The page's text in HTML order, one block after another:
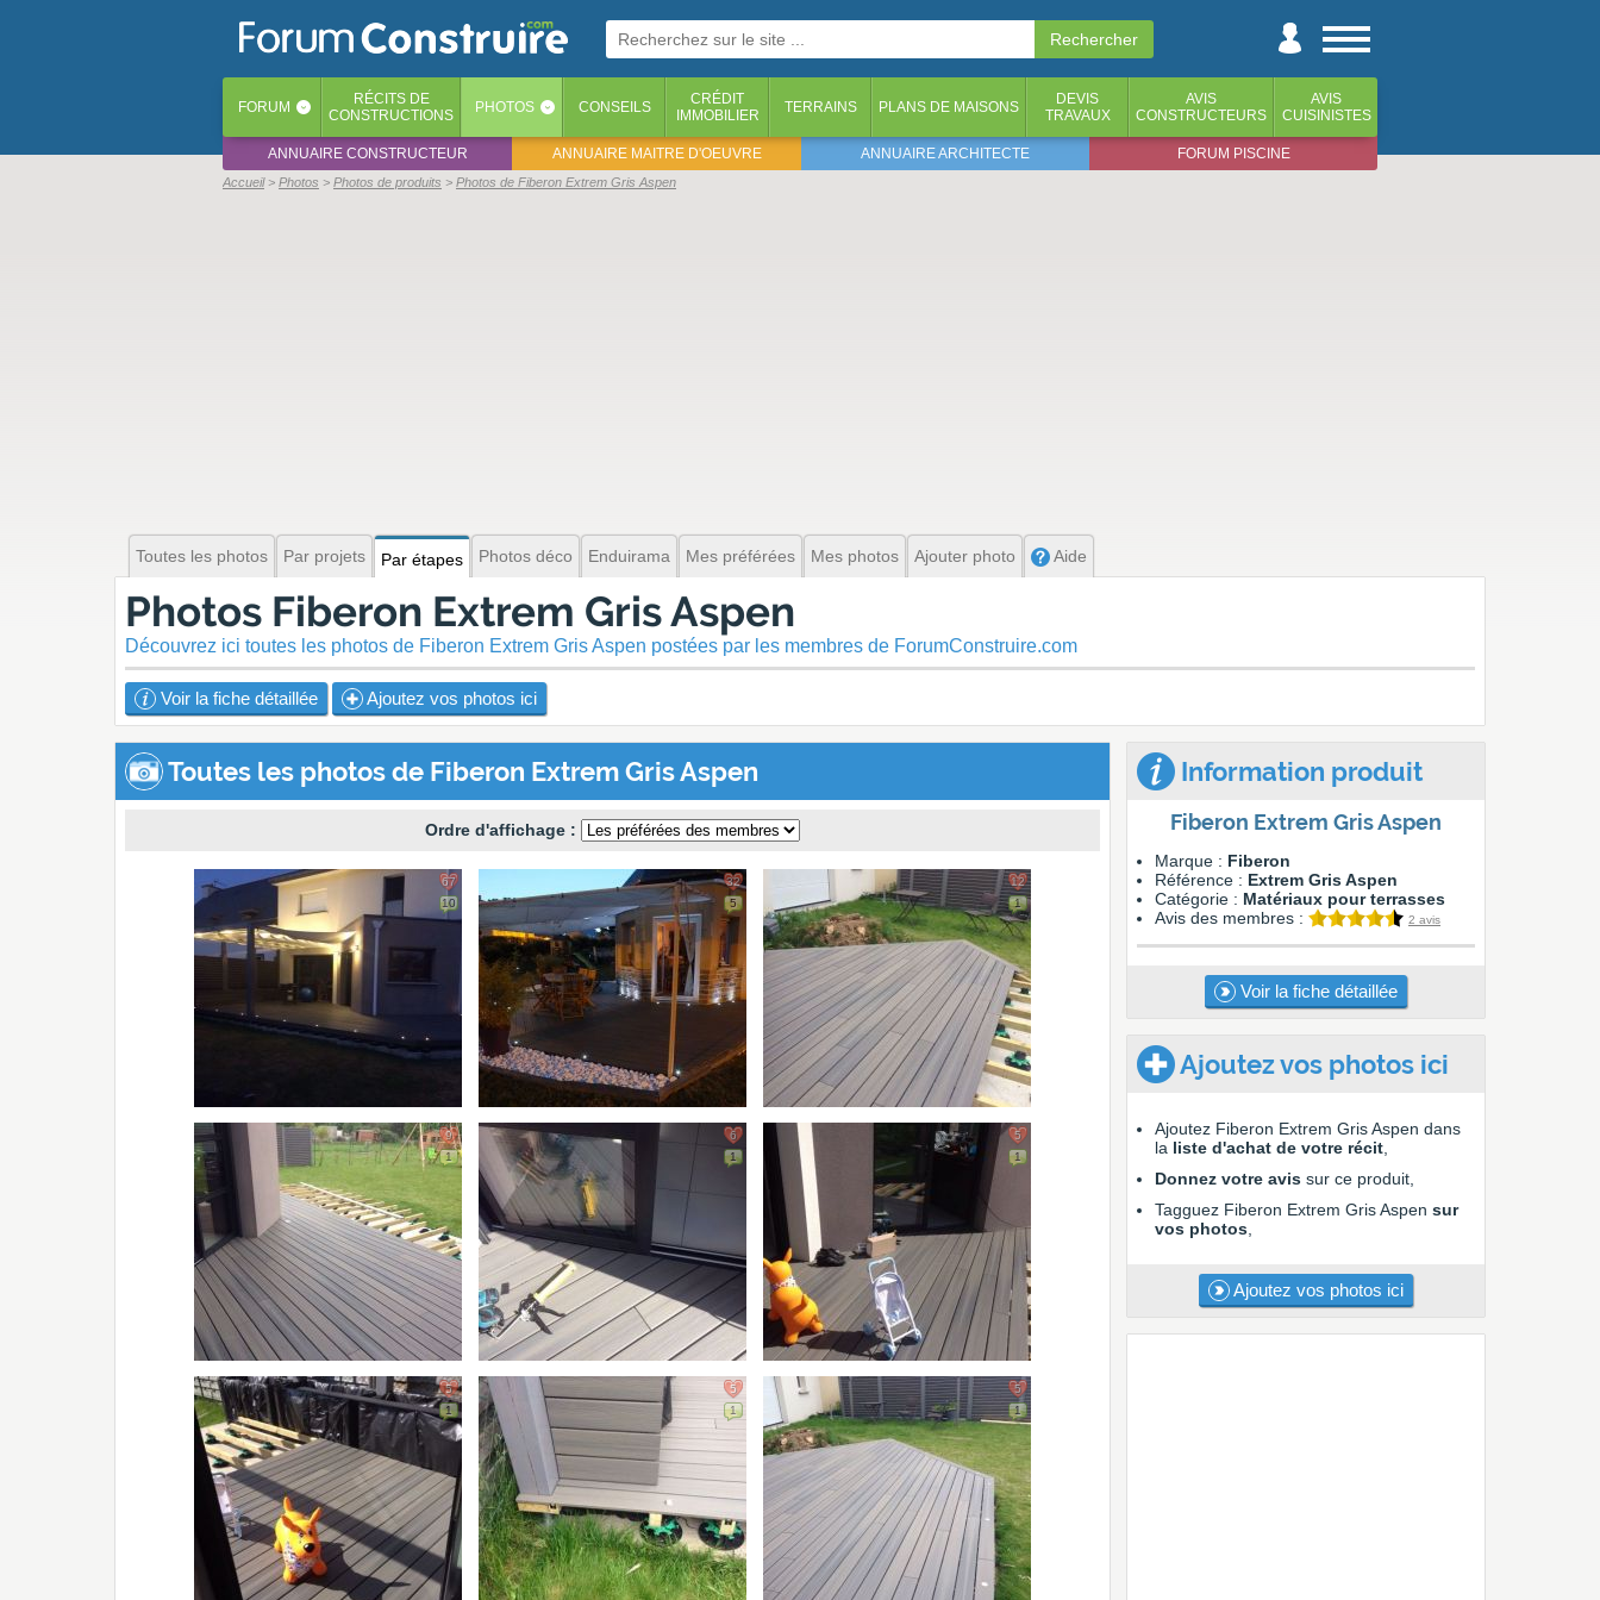
FORUM ‹ RÉCITS DE
CONSTRUCTIONS
PHOTOS ‹ CONSEILS
CRÉDIT
IMMOBILIER
TERRAINS PLANS DE MAISONS
DEVIS
TRAVAUX
AVIS
CONSTRUCTEURS
AVIS
CUISINISTES
ANNUAIRE CONSTRUCTEUR ANNUAIRE MAITRE D'OEUVRE ANNUAIRE ARCHITECTE FORUM PISCINE
Accueil Photos Photos de produits Photos de Fiberon Extrem Gris Aspen
Toutes les photos Par projets Par étapes Photos déco Enduirama Mes préférées Mes photos Ajouter photo Aide
Photos Fiberon Extrem Gris Aspen
Découvrez ici toutes les photos de Fiberon Extrem Gris Aspen postées par les membres de ForumConstruire.com
Voir la fiche détaillée Ajoutez vos photos ici
Toutes les photos de Fiberon Extrem Gris Aspen
Ordre d'affichage :
67
10
32
5
12
1
9
1
6
1
5
1
5
1
5
1
5
1
Information produit
Fiberon Extrem Gris Aspen
Marque : Fiberon
Référence : Extrem Gris Aspen
Catégorie : Matériaux pour terrasses
Avis des membres :
2 avis
Voir la fiche détaillée
Ajoutez vos photos ici
Ajoutez Fiberon Extrem Gris Aspen dans
la liste d'achat de votre récit
Donnez votre avis sur ce produit,
Tagguez Fiberon Extrem Gris Aspen sur
vos photos
Ajoutez vos photos ici